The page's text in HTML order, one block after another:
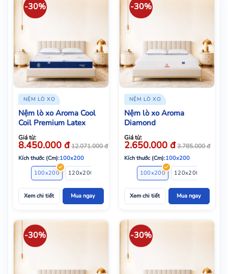
-30%
NỆM LÒ XO
Nệm lò xo Aroma Cool
Coil Premium Latex
Giá từ:
8.450.000 đ 12.071.000đ
Kích thước (Cm):100x200
100x200
120x200 160x200 180x200
Xem chi tiết Mua ngay
-30%
NỆM LÒ XO
Nệm lò xo Aroma
Diamond
Giá từ:
2.650.000 đ 3.785.000đ
Kích thước (Cm):100x200
100x200
120x200
Xem chi tiết Mua ngay
-30% -30%